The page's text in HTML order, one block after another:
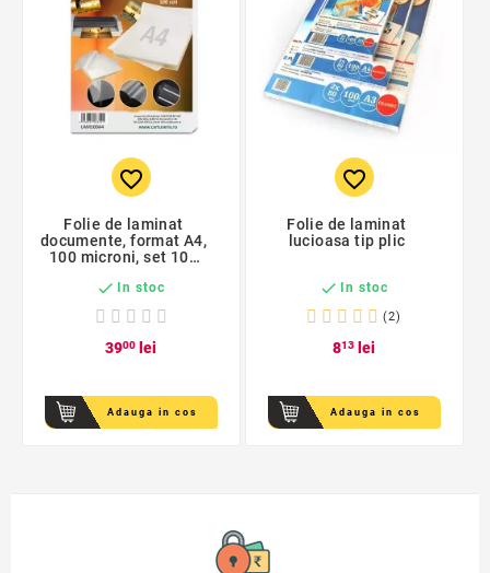
favorite_border
Folie de laminat
documente, format A4,
100 microni, set 100
 In stoc
3900 lei
Adauga in cos
favorite_border
Folie de laminat
lucioasa tip plic
 In stoc
(2)
813 lei
Adauga in cos